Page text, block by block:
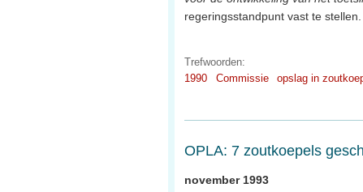
regeringsstandpunt vast te stellen.
Trefwoorden:
1990
Commissie opslag in
OPLA: 7 zoutkoepels
november 1993